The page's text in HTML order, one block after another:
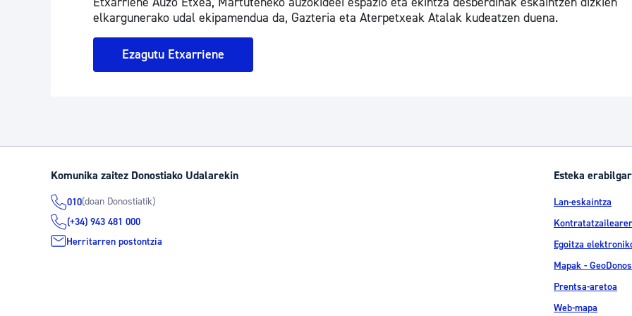
elkargunerako udal ekipamendua da, Gazteria eta Aterpetxeak Atalak kudeatzen duena.
Ezagutu Etxarriene
Komunika zaitez Donostiako Udalarekin
010(doan Donostiatik)
(+34) 943 481 000
Herritarren postontzia
Esteka
Lan-eskaintza
Egoitza
Mapak -
Prentsa-aretoa
Web-mapa